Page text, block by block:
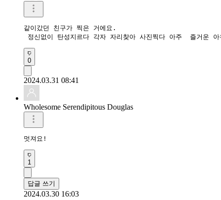
같이갔던 친구가 찍은 거에요.
정신없이 탄성지르다 각자 자리찾아 사진찍다 아주  즐거운 아
0
2024.03.31 08:41
Wholesome Serendipitous Douglas
멋져요!
1
답글 쓰기
2024.03.30 16:03